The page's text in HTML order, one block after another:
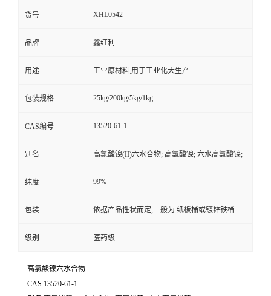
货号 XHL0542
品牌 鑫红利
用途 工业原材料,用于工业化大生产
包装规格 25kg/200kg/5kg/1kg
CAS编号 13520-61-1
别名 高氯酸镍(II)六水合物; 高氯酸镍; 六水高氯酸镍;
纯度 99%
包装 依据产品性状而定,一般为:纸板桶或镀锌铁桶
级别 医药级
高氯酸镍六水合物
CAS:13520-61-1